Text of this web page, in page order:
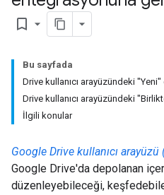
bookmark_border
Bu sayfada
Drive kullanıcı arayüzündeki
Drive kullanıcı arayüzündeki
İlgili konular
Google Drive kullanıcı arayüzü
Google Drive'da depolanan
düzenleyebileceği,